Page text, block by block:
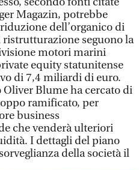
Magazin, potrebbe
dell’organico di
seguono la
motori marini
equity statunitense
di 7,4 miliardi di euro.
Oliver Blume ha cercato di
ramificato, per
business
che venderà ulteriori
I dettagli del piano
della società il